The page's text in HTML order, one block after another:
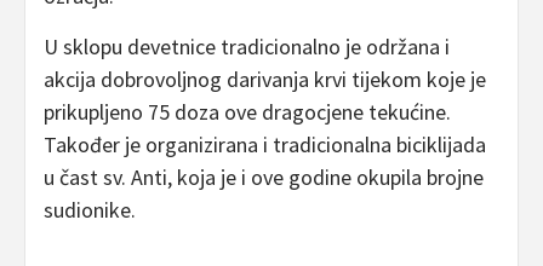
U sklopu devetnice tradicionalno je održana i
akcija dobrovoljnog darivanja krvi tijekom koje je
prikupljeno 75 doza ove dragocjene tekućine.
Također je organizirana i tradicionalna biciklijada
u čast sv. Anti, koja je i ove godine okupila brojne
sudionike.